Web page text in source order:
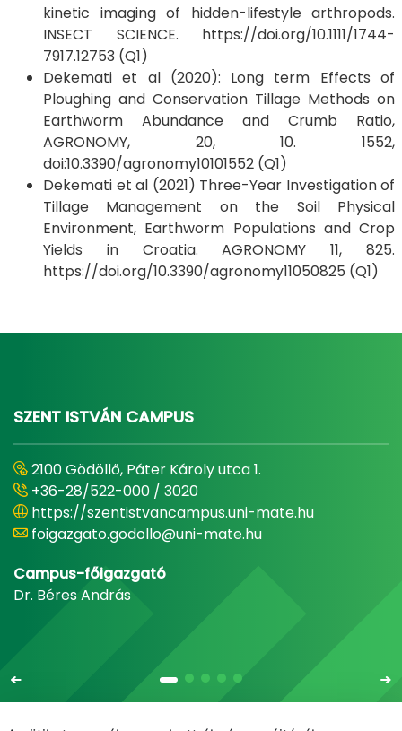
kinetic imaging of hidden-lifestyle arthropods.
INSECT SCIENCE. https://doi.org/10.1111/1744-
7917.12753 (Q1)
Dekemati et al (2020): Long term Effects of
Ploughing and Conservation Tillage Methods on
Earthworm Abundance and Crumb Ratio,
AGRONOMY, 20, 10. 1552,
doi:10.3390/agronomy10101552 (Q1)
Dekemati et al (2021) Three-Year Investigation of
Tillage Management on the Soil Physical
Environment, Earthworm Populations and Crop
Yields in Croatia. AGRONOMY 11, 825.
https://doi.org/10.3390/agronomy11050825 (Q1)
SZENT ISTVÁN CAMPUS
2100 Gödöllő, Páter Károly utca 1.
+36-28/522-000 / 3020
https://szentistvancampus.uni-mate.hu
foigazgato.godollo@uni-mate.hu
Campus-főigazgató
Dr. Béres András